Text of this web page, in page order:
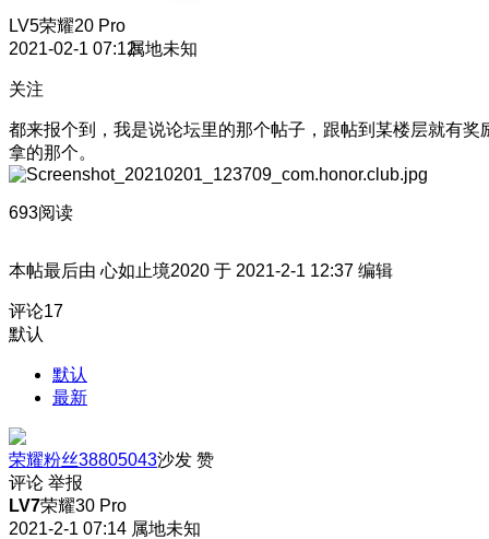
LV5荣耀20 Pro
2021-02-1 07:12属地未知
关注
都来报个到，我是说论坛里的那个帖子，跟帖到某楼层就有奖
拿的那个。
693阅读
本帖最后由 心如止境2020 于 2021-2-1 12:37 编辑
评论17
默认
默认
最新
荣耀粉丝38805043沙发 赞
评论 举报
LV7荣耀30 Pro
2021-2-1 07:14 属地未知